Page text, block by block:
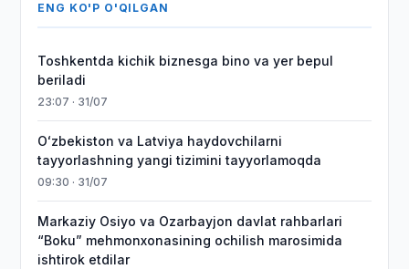
ENG KO'P O'QILGAN
Toshkentda kichik biznesga bino va yer bepul
beriladi
23:07 · 31/07
Oʻzbekiston va Latviya haydovchilarni
tayyorlashning yangi tizimini tayyorlamoqda
09:30 · 31/07
Markaziy Osiyo va Ozarbayjon davlat rahbarlari
“Boku” mehmonxonasining ochilish marosimida
ishtirok etdilar